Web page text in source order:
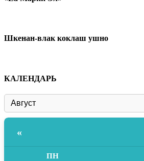
Шкенан-влак коклаш ушно
КАЛЕНДАРЬ
«
ПН